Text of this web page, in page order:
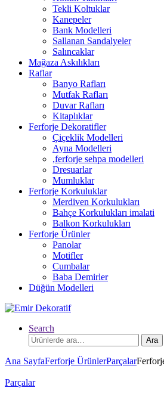
Tekli Koltuklar
Kanepeler
Bank Modelleri
Sallanan Sandalyeler
Salıncaklar
Mağaza Askılıkları
Raflar
Banyo Rafları
Mutfak Rafları
Duvar Rafları
Kitaplıklar
Ferforje Dekoratifler
Çiçeklik Modelleri
Ayna Modelleri
,ferforje sehpa modelleri
Dresuarlar
Mumluklar
Ferforje Korkuluklar
Merdiven Korkulukları
Bahçe Korkulukları imalati
Balkon Korkulukları
Ferforje Ürünler
Panolar
Motifler
Cumbalar
Baba Demirler
Düğün Modelleri
Search
Ara:
Ara
Ana SayfaFerforje ÜrünlerParçalar
Parçalar